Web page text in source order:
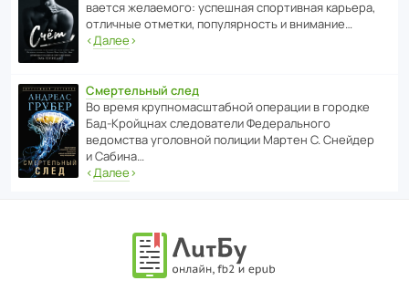
ва­ется жела­е­мого: успе­шная спор­ти­вная карьера,
отли­чные отметки, попу­ля­р­ность и внимание…
‹Далее›
Смертельный след
Во время круп­но­мас­ш­та­бной операции в городке
Бад‑Крой­цнах следо­ва­тели Феде­раль­ного
ведомства уголо­вной полиции Мартен С. Снейдер
и Сабина…
‹Далее›